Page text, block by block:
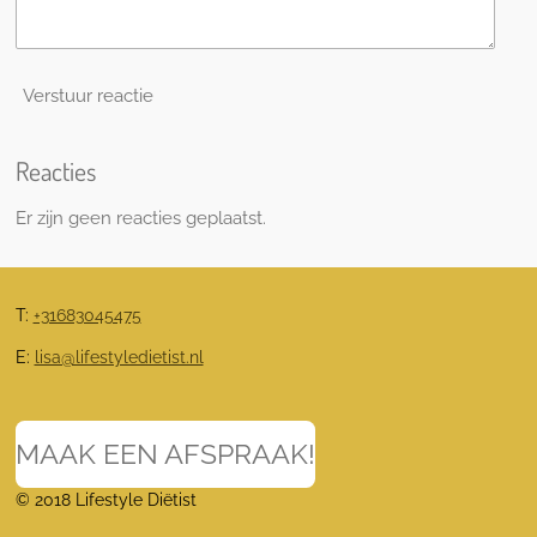
Verstuur reactie
Reacties
Er zijn geen reacties geplaatst.
T: +31683045475
E: lisa@lifestyledietist.nl
MAAK EEN AFSPRAAK!
© 2018 Lifestyle Diëtist